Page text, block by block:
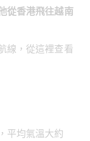
從香港飛往越南
線，從這裡查看
平均氣溫大約